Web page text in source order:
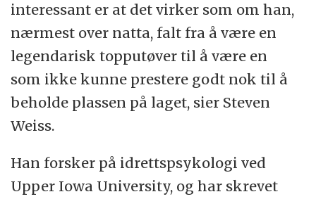
interessant er at det virker som om han,
nærmest over natta, falt fra å være en
legendarisk topputøver til å være en
som ikke kunne prestere godt nok til å
beholde plassen på laget, sier Steven
Weiss.
Han forsker på idrettspsykologi ved
Upper Iowa University, og har skrevet